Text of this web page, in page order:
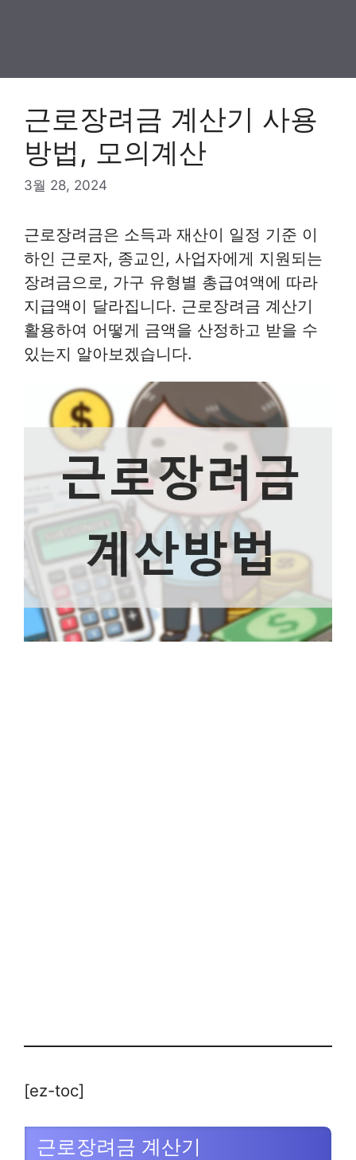
근로장려금 계산기 사용
방법, 모의계산
3월 28, 2024
근로장려금은 소득과 재산이 일정 기준 이
하인 근로자, 종교인, 사업자에게 지원되는
장려금으로, 가구 유형별 총급여액에 따라
지급액이 달라집니다. 근로장려금 계산기
활용하여 어떻게 금액을 산정하고 받을 수
있는지 알아보겠습니다.
[ez-toc]
근로장려금 계산기